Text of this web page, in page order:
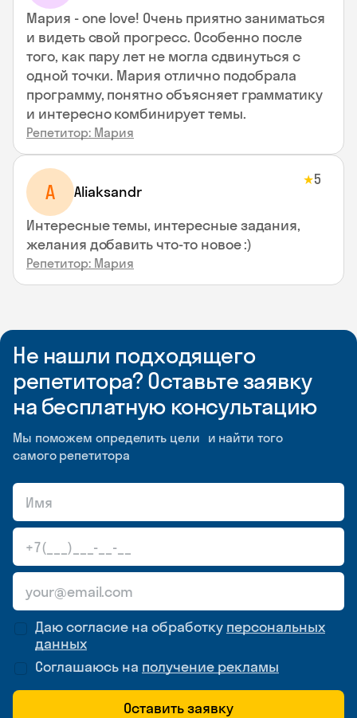
Мария - one love! Очень приятно заниматься
и видеть свой прогресс. Особенно после
того, как пару лет не могла сдвинуться с
одной точки. Мария отлично подобрала
программу, понятно объясняет грамматику
и интересно комбинирует темы.
Репетитор: Мария
A Aliaksandr
★5
Интересные темы, интересные задания,
желания добавить что-то новое :)
Репетитор: Мария
Не нашли подходящего
репетитора? Оставьте заявку
на бесплатную консультацию
Мы поможем определить цели и найти того
самого репетитора
Даю согласие на обработку персональных
данных
Соглашаюсь на получение рекламы
Оставить заявку